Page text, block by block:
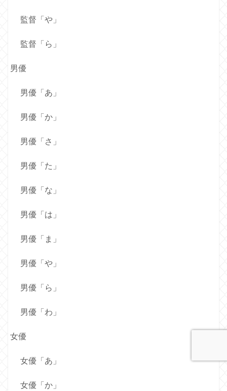
監督「や」
監督「ら」
男優
男優「あ」
男優「か」
男優「さ」
男優「た」
男優「な」
男優「は」
男優「ま」
男優「や」
男優「ら」
男優「わ」
女優
女優「あ」
女優「か」